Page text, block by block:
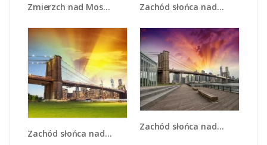
Zmierzch nad Mostem Brooklińskim - AM793 Zachód słońca nad Mostem Golden Gate - AM738
Zachód słońca nad Mostem Brooklińskim - AM534
Zachód słońca nad Mostem Brooklińskim - AM500